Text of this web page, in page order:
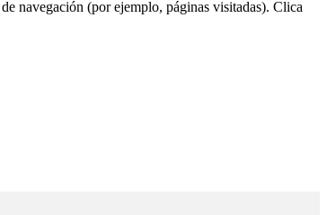
navegación (por ejemplo, páginas visitadas). Clica